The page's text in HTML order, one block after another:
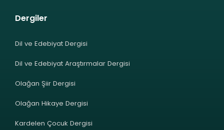
Dergiler
Dil ve Edebiyat Dergisi
Dil ve Edebiyat Araştırmalar Dergisi
Olağan Şiir Dergisi
Olağan Hikaye Dergisi
Kardelen Çocuk Dergisi